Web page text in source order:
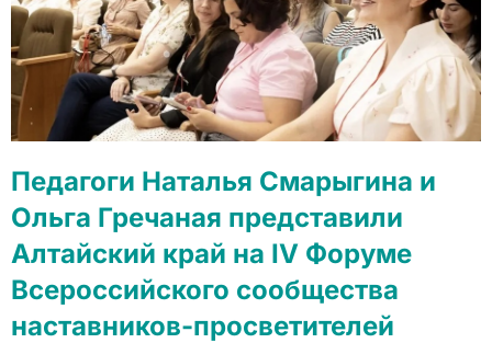
Педагоги Наталья Смарыгина и
Ольга Гречаная представили
Алтайский край на IV Форуме
Всероссийского сообщества
наставников-просветителей